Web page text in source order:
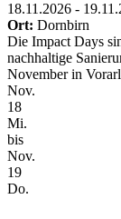
18.11.2026 -
Ort: Dornbirn
Die Impact Days
nachhaltige
November in
Nov.
18
Mi.
bis
Nov.
19
Do.